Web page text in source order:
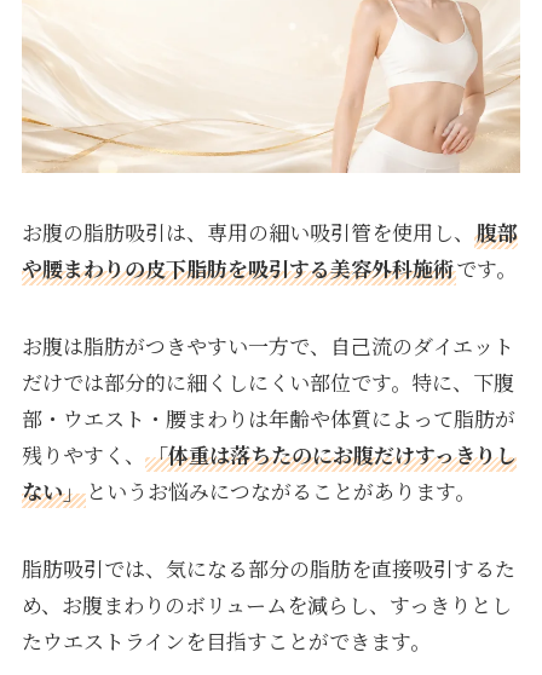
お腹の脂肪吸引は、専用の細い吸引管を使用し、 腹部
や腰まわりの皮下脂肪を吸引する美容外科施術です。
お腹は脂肪がつきやすい一方で、自己流のダイエット
だけでは部分的に細くしにくい部位です。特に、下腹
部・ウエスト・腰まわりは年齢や体質によって脂肪が
残りやすく、 「体重は落ちたのにお腹だけすっきりし
ない」というお悩みにつながることがあります。
脂肪吸引では、気になる部分の脂肪を直接吸引するた
め、お腹まわりのボリュームを減らし、すっきりとし
たウエストラインを目指すことができます。